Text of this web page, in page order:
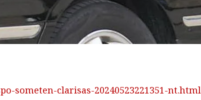
someten-clarisas-20240523221351-nt.html